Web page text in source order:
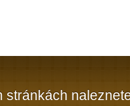
stránkách